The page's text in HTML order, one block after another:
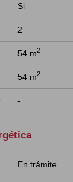
Si
2
54 m2
54 m2
-
En trámite